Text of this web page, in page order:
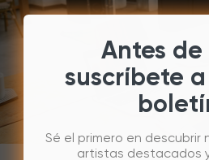
Antes de
suscríbete
Sé el primero en descubrir
artistas destacados